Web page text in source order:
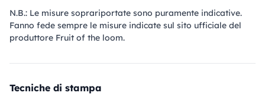
N.B.: Le misure soprariportate sono puramente indicative.
Fanno fede sempre le misure indicate sul sito ufficiale del
produttore Fruit of the loom.
Tecniche di stampa